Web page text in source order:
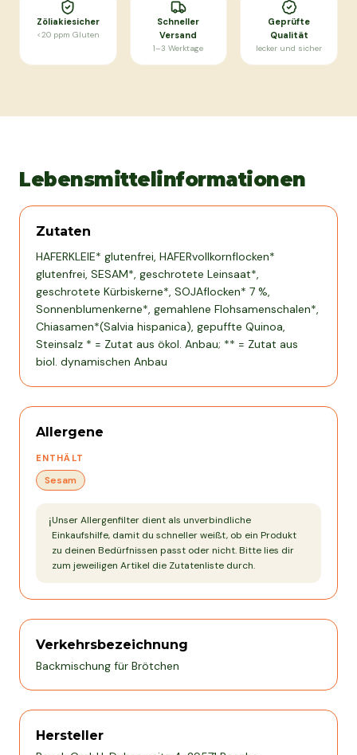
Zöliakiesicher
<20 ppm Gluten
Schneller
Versand
1–3 Werktage
Geprüfte
Qualität
lecker und sicher
Lebensmittelinformationen
Zutaten
HAFERKLEIE* glutenfrei, HAFERvollkornflocken*
glutenfrei, SESAM*, geschrotete Leinsaat*,
geschrotete Kürbiskerne*, SOJAflocken* 7 %,
Sonnenblumenkerne*, gemahlene Flohsamenschalen*,
Chiasamen*(Salvia hispanica), gepuffte Quinoa,
Steinsalz * = Zutat aus ökol. Anbau; ** = Zutat aus
biol. dynamischen Anbau
Allergene
ENTHÄLT
Sesam
ℹ️Unser Allergenfilter dient als unverbindliche
Einkaufshilfe, damit du schneller weißt, ob ein Produkt
zu deinen Bedürfnissen passt oder nicht. Bitte lies dir
zum jeweiligen Artikel die Zutatenliste durch.
Verkehrsbezeichnung
Backmischung für Brötchen
Hersteller